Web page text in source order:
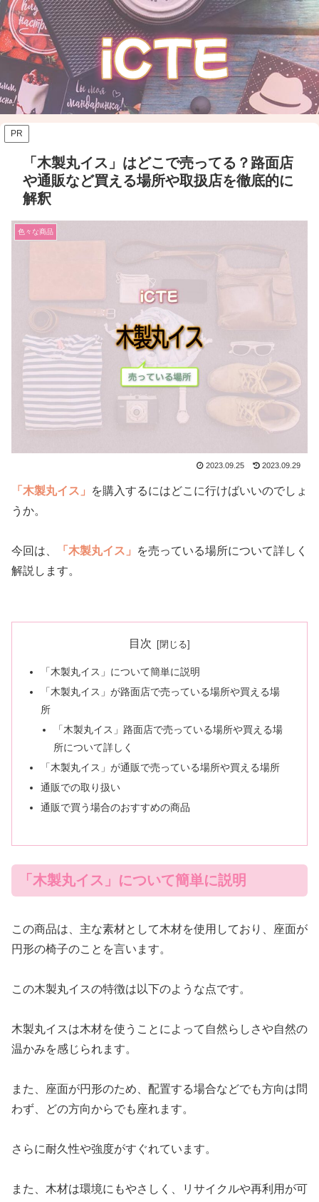
PR
「木製丸イス」はどこで売ってる？路面店
や通販など買える場所や取扱店を徹底的に
解釈
色々な商品
2023.09.25 2023.09.29
「木製丸イス」
を購入するにはどこに行けばいいのでしょ
うか。
今回は、 「木製丸イス」
を売っている場所について詳しく
解説します。
目次
「木製丸イス」について簡単に説明
「木製丸イス」が路面店で売っている場所や買える場
所
「木製丸イス」路面店で売っている場所や買える場
所について詳しく
「木製丸イス」が通販で売っている場所や買える場所
通販での取り扱い
通販で買う場合のおすすめの商品
「木製丸イス」について簡単に説明
この商品は、主な素材として木材を使用しており、座面が
円形の椅子のことを言います。
この木製丸イスの特徴は以下のような点です。
木製丸イスは木材を使うことによって自然らしさや自然の
温かみを感じられます。
また、座面が円形のため、配置する場合などでも方向は問
わず、どの方向からでも座れます。
さらに耐久性や強度がすぐれています。
また、木材は環境にもやさしく、リサイクルや再利用が可